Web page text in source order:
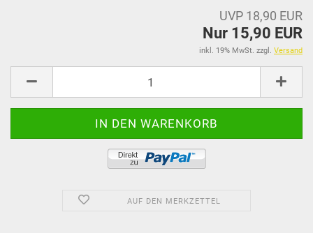
UVP 18,90 EUR
Nur 15,90 EUR
inkl. 19% MwSt. zzgl. Versand
AUF DEN MERKZETTEL